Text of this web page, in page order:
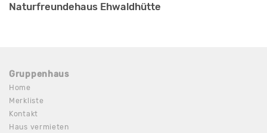
Naturfreundehaus Ehwaldhütte
Gruppenhaus
Home
Merkliste
Kontakt
Haus vermieten